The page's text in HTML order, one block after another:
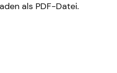
als PDF-Datei.